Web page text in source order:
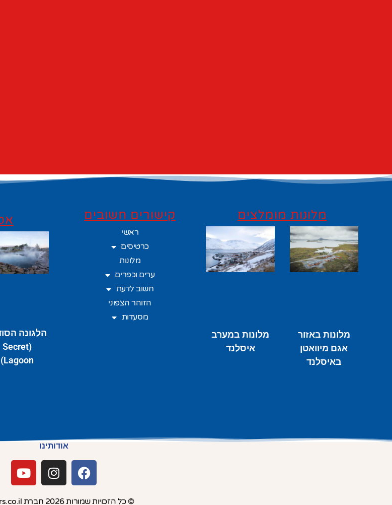
מלונות מומלצים
מלונות באזור
אגם מיוואטן
באיסלנד
מלונות במערב
איסלנד
קישורים חשובים
ראשי
כרטיסים
מלונות
ערים וכפרים
חשוב לדעת
הזוהר הצפוני
מסעדות
הלגונה
(Secret
Lagoon)
אודותינו
© כל הזכויות שמורות 2026 חברת Travelers.co.il